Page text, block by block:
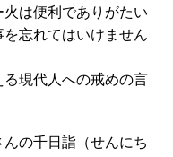
火は便利でありがたい
忘れてはいけません
現代人への戒めの言
の千日詣（せんにち